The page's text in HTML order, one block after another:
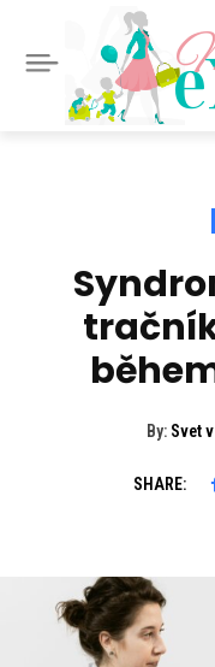
By: Svet
SHARE: